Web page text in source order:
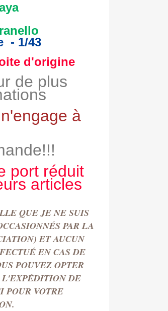
- 1/43
d'origine
de plus
à
port réduit
articles
QUE JE NE SUIS
ÉS PAR LA
ET AUCUN
ÉEN CAS DE
POUVEZ OPTER
L'EXPÉDITION DE
POUR VOTRE